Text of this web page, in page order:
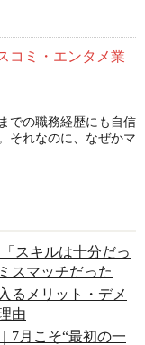
コミ・エンタメ業
での職務経歴にも自信
それなのに、なぜかマ
スキルは十分だっ
スマッチだった
るメリット・デメ
由
7月こそ“最初の一